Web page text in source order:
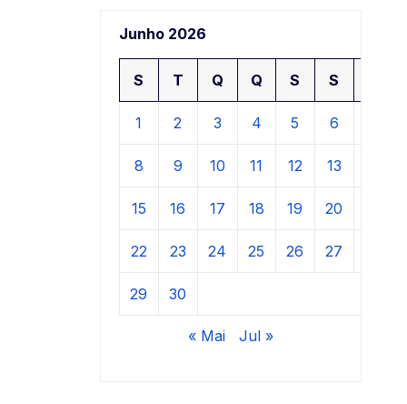
Junho 2026
S T Q Q S S
1 2 3 4 5 6
8 9 10 11 12 13
15 16 17 18 19 20
22 23 24 25 26 27
29 30
« Mai Jul »